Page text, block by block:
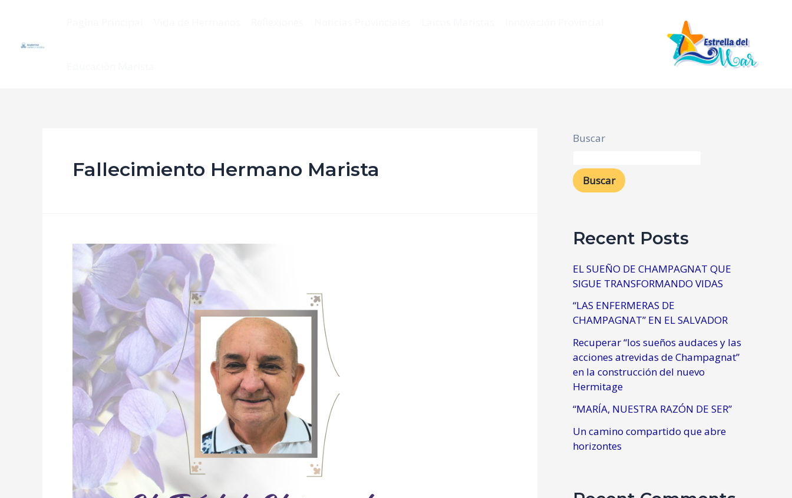
Fallecimiento Hermano Marista
Buscar
Buscar
Recent Posts
EL SUEÑO DE CHAMPAGNAT QUE
SIGUE TRANSFORMANDO VIDAS
“LAS ENFERMERAS DE
CHAMPAGNAT” EN EL SALVADOR
Recuperar “los sueños audaces y las
acciones atrevidas de Champagnat”
en la construcción del nuevo
Hermitage
“MARÍA, NUESTRA RAZÓN DE SER”
Un camino compartido que abre
horizontes